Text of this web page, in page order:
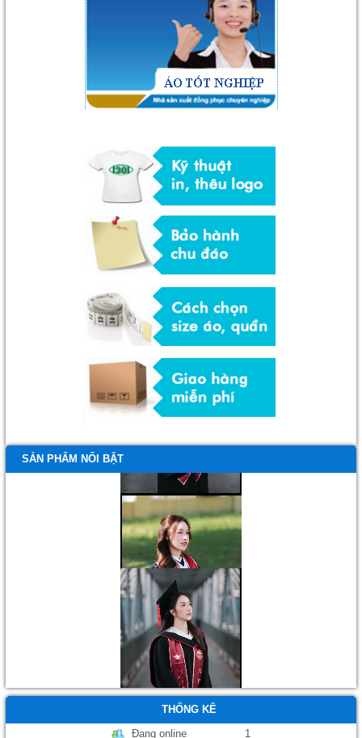
SẢN PHẨM NỔI BẬT
Áo tốt nghiệp
THỐNG KÊ
Đang online
1